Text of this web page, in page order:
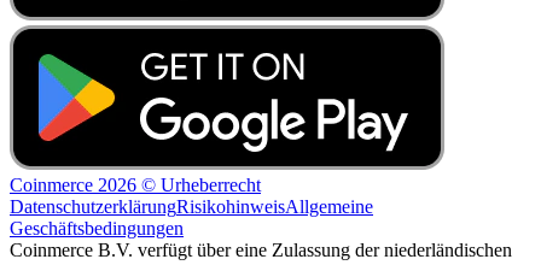
Coinmerce 2026 © Urheberrecht
DatenschutzerklärungRisikohinweisAllgemeine
Geschäftsbedingungen
Coinmerce B.V. verfügt über eine Zulassung der niederländischen